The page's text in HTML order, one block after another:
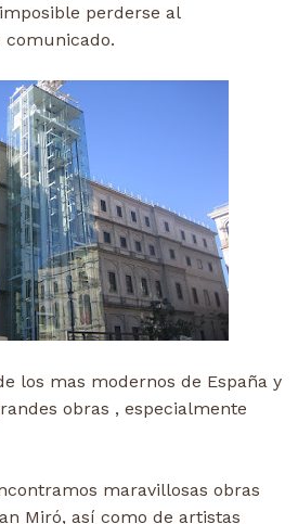
perderse al
los mas modernos de España y
obras , especialmente
maravillosas obras
Miró, así como de artistas